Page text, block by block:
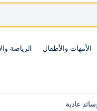
الأمهات والأطفال الرياضة
عادية